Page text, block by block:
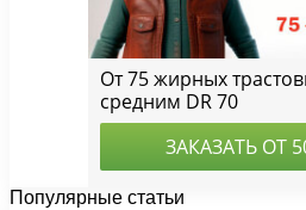
Популярные статьи